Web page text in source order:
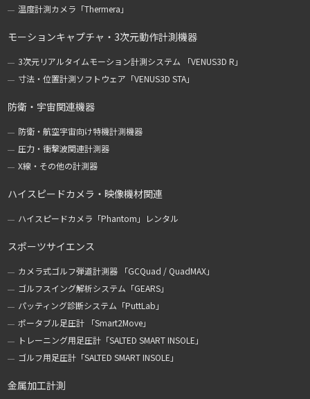
温度計測カメラ「Thermera」
モーションキャプチャ・3次元動作計測機器
3次元リアルタイムモーション計測システム 「VENUS3D R」
寸法・位置計測ソフトウェア「VENUS3D STA」
防衛・宇宙関連機器
防衛・航空宇宙向け特機計測機器
圧力・衝撃波関連計測器
X線・その他の計測器
ハイスピードカメラ・映像機材関連
ハイスピードカメラ「Phantom」レンタル
スポーツサイエンス
カメラ式ゴルフ弾道計測器 「GCQuad / QuadMAX」
ゴルフスイング解析システム「GEARS」
パッティング診断システム「PuttLab」
ポータブル足圧計 「Smart2Move」
トレーニング用足圧計「SALTED SMART INSOLE」
ゴルフ用足圧計「SALTED SMART INSOLE」
金属加工計測